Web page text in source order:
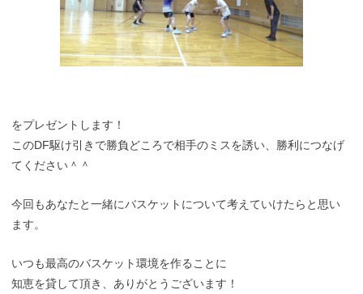
をプレゼントします！
このDF駆け引きで勝負どころで相手のミスを誘い、勝利につなげ
てください＾＾
今回もあなたと一緒にバスケットについて考えていけたらと思い
ます。
いつも最高のバスケット環境を作ることに
知恵を貸して頂き、ありがとうございます！